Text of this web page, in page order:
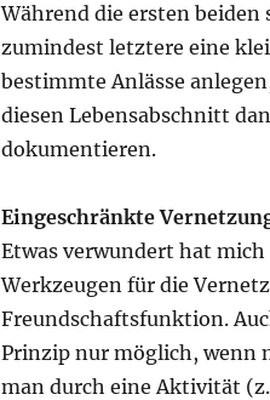
Während die ersten
zumindest letztere eine
bestimmte Anlässe
diesen Lebensabschnitt
dokumentieren.
Eingeschränkte
Etwas verwundert hat
Werkzeugen für die
Freundschaftsfunktion.
Prinzip nur möglich, wenn
man durch eine Aktivität